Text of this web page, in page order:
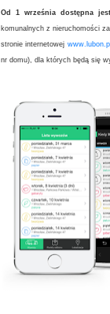
Od 1 września dostępna
komunalnych z nieruchomości
stronie internetowej www.lubon.pl
nr domu), dla których będą się